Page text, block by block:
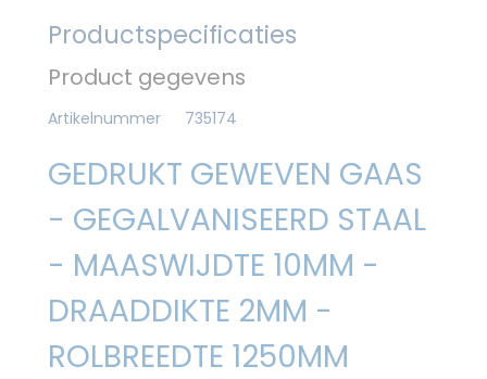
Productspecificaties
Product gegevens
Artikelnummer 735174
GEDRUKT GEWEVEN GAAS
- GEGALVANISEERD STAAL
- MAASWIJDTE 10MM -
DRAADDIKTE 2MM -
ROLBREEDTE 1250MM